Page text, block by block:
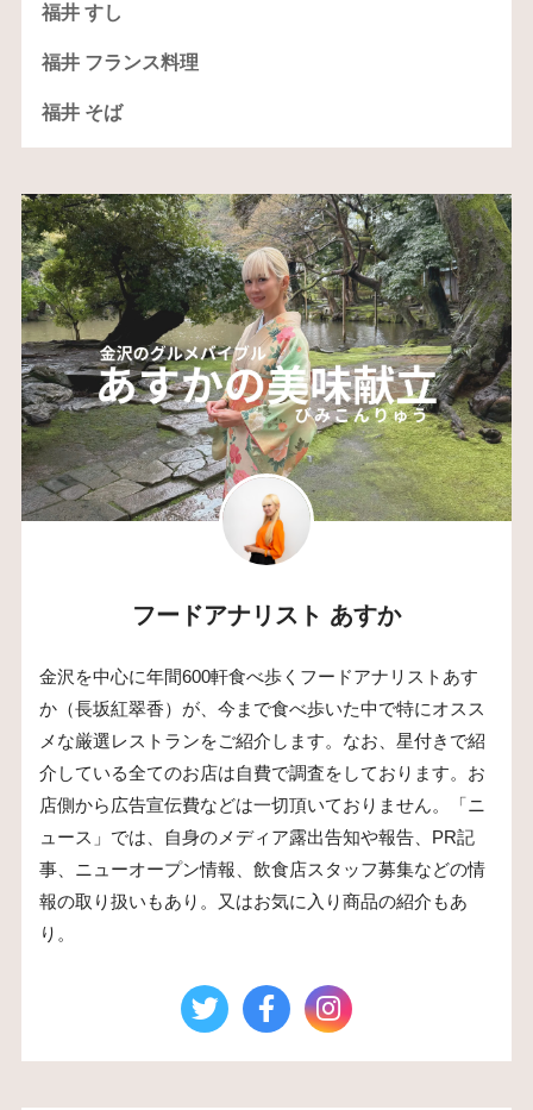
福井 すし
福井 フランス料理
福井 そば
フードアナリスト あすか
金沢を中心に年間600軒食べ歩くフードアナリストあす
か（長坂紅翠香）が、今まで食べ歩いた中で特にオスス
メな厳選レストランをご紹介します。なお、星付きで紹
介している全てのお店は自費で調査をしております。お
店側から広告宣伝費などは一切頂いておりません。「ニ
ュース」では、自身のメディア露出告知や報告、PR記
事、ニューオープン情報、飲食店スタッフ募集などの情
報の取り扱いもあり。又はお気に入り商品の紹介もあ
り。